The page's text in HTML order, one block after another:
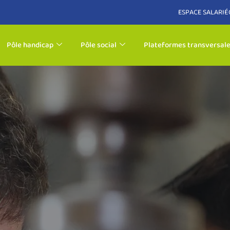
ESPACE SALARIÉ
Pôle handicap Pôle social Plateformes